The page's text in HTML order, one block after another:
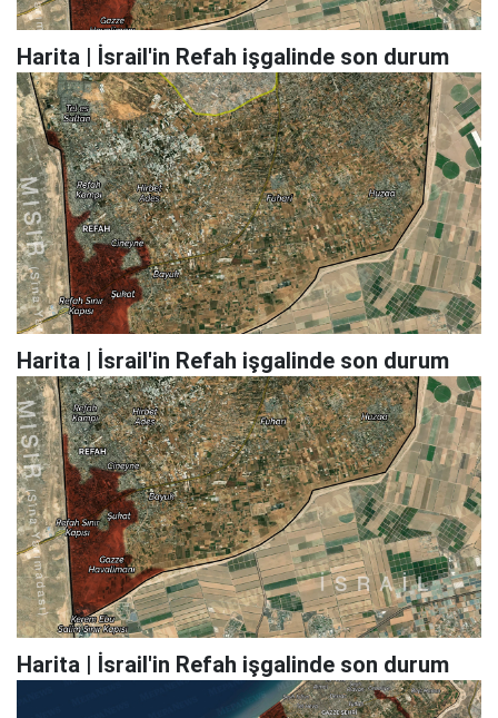
Harita | İsrail'in Refah işgalinde son durum
Harita | İsrail'in Refah işgalinde son durum
Harita | İsrail'in Refah işgalinde son durum